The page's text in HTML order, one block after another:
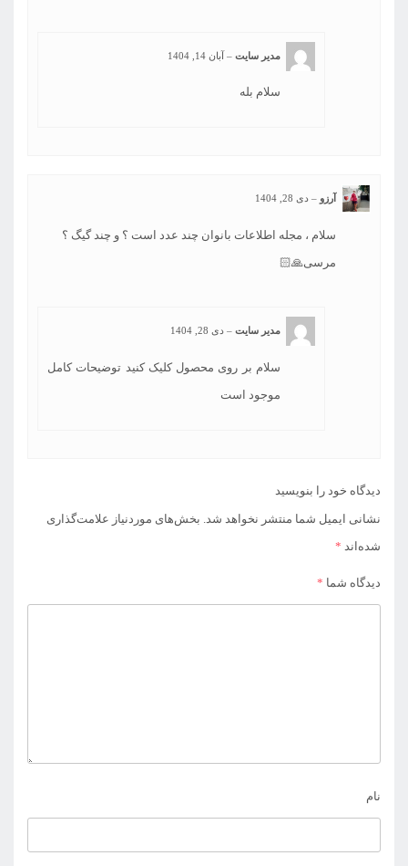
مدیر سایت – آبان 14, 1404
سلام بله
آرزو – دی 28, 1404
سلام ، مجله اطلاعات بانوان چند عدد است ؟ و چند گیگ ؟
مرسی🙏🏻
مدیر سایت – دی 28, 1404
سلام بر روی محصول کلیک کنید توضیحات کامل
موجود است
دیدگاه خود را بنویسید
نشانی ایمیل شما منتشر نخواهد شد. بخش‌های موردنیاز علامت‌گذاری
شده‌اند *
دیدگاه شما *
نام